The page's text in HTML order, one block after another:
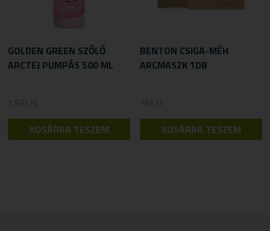
GOLDEN GREEN SZŐLŐ
ARCTEJ PUMPÁS 500 ML
1 835 Ft
KOSÁRBA TESZEM
BENTON CSIGA-MÉH
ARCMASZK 1DB
765 Ft
KOSÁRBA TESZEM